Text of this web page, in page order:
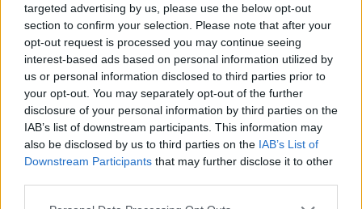
targeted advertising by us, please use the below opt-out
section to confirm your selection. Please note that after your
opt-out request is processed you may continue seeing
interest-based ads based on personal information utilized by
us or personal information disclosed to third parties prior to
your opt-out. You may separately opt-out of the further
disclosure of your personal information by third parties on the
IAB’s list of downstream participants. This information may
also be disclosed by us to third parties on the IAB’s List of
Downstream Participants that may further disclose it to other
Please note that this website/app uses one or more Google